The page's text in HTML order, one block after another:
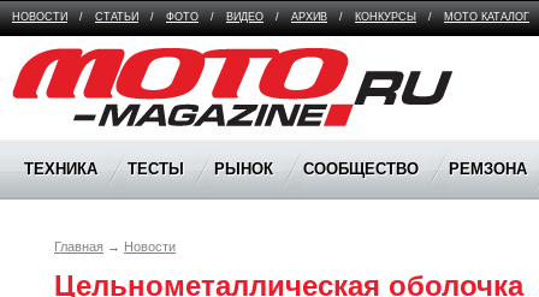
НОВОСТИ / СТАТЬИ / ФОТО / ВИДЕО / АРХИВ / КОНКУРСЫ / МОТО КАТАЛОГ
Moto Magazine
ТЕХНИКА ТЕСТЫ РЫНОК СООБЩЕСТВО РЕМЗОНА
Главная → Новости
Цельнометаллическая оболочка